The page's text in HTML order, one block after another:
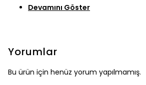
Devamını Göster
Yorumlar
Bu ürün için henüz yorum yapılmamış.